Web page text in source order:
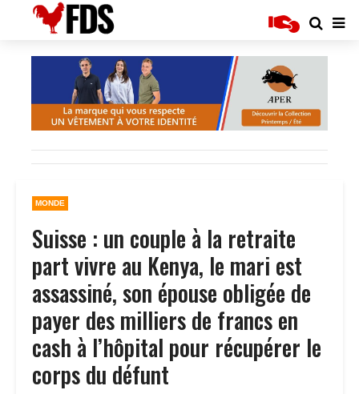
MONDE
Suisse : un couple à la retraite
part vivre au Kenya, le mari est
assassiné, son épouse obligée de
payer des milliers de francs en
cash à l’hôpital pour récupérer le
corps du défunt